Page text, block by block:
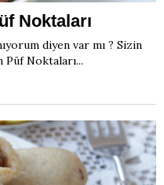
Noktaları
diyen var mı ? Sizin
Püf Noktaları...